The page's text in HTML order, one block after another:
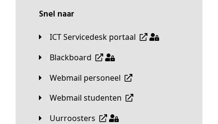
Snel naar
ICT Servicedesk portaal
Blackboard
Webmail personeel
Webmail studenten
Uurroosters